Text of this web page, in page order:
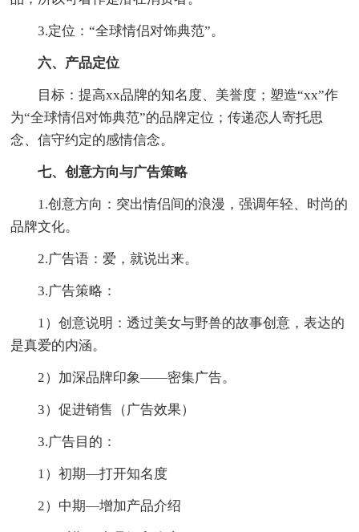
3.定位：“全球情侣对饰典范”。
六、产品定位
目标：提高xx品牌的知名度、美誉度；塑造“xx”作
为“全球情侣对饰典范”的品牌定位；传递恋人寄托思
念、信守约定的感情信念。
七、创意方向与广告策略
1.创意方向：突出情侣间的浪漫，强调年轻、时尚的
品牌文化。
2.广告语：爱，就说出来。
3.广告策略：
1）创意说明：透过美女与野兽的故事创意，表达的
是真爱的内涵。
2）加深品牌印象——密集广告。
3）促进销售（广告效果）
3.广告目的：
1）初期—打开知名度
2）中期—增加产品介绍